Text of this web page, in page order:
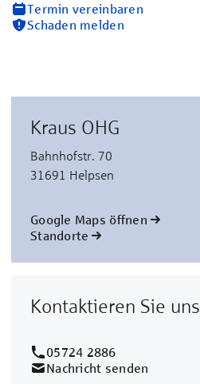
Termin vereinbaren
Schaden melden
Kraus OHG
Bahnhofstr. 70
31691 Helpsen
Google Maps öffnen
Standorte
Kontaktieren Sie uns
05724 2886
Nachricht senden